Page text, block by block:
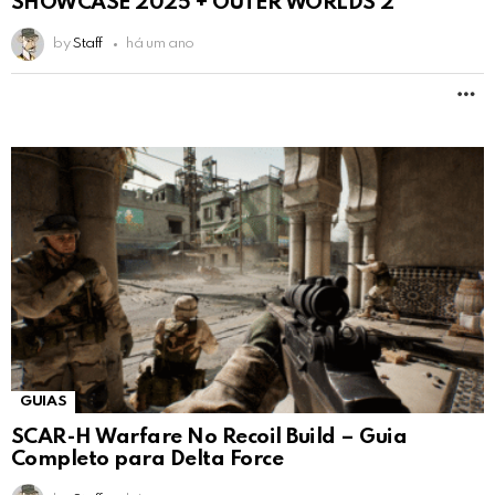
by Staff há um ano
GUIAS
SCAR-H Warfare No Recoil Build – Guia
Completo para Delta Force